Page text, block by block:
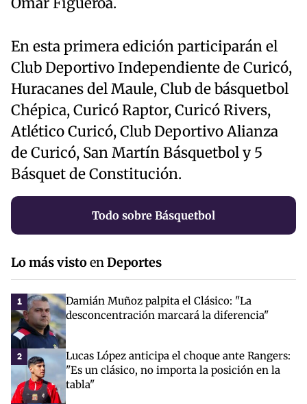
Omar Figueroa.
En esta primera edición participarán el
Club Deportivo Independiente de Curicó,
Huracanes del Maule, Club de básquetbol
Chépica, Curicó Raptor, Curicó Rivers,
Atlético Curicó, Club Deportivo Alianza
de Curicó, San Martín Básquetbol y 5
Básquet de Constitución.
Todo sobre Básquetbol
Lo más vistoenDeportes
1
Damián Muñoz palpita el Clásico: "La
desconcentración marcará la diferencia"
2
Lucas López anticipa el choque ante Rangers:
"Es un clásico, no importa la posición en la
tabla"